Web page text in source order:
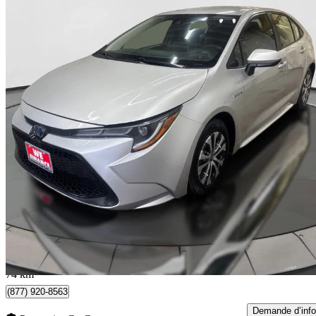
2020 Toyota Corolla Hybrid
LE FWD209 054 km
16 500 $ Bonne
290 $/mois env.
Toronto, ON
74 km
(877) 920-8563
Demande d’info